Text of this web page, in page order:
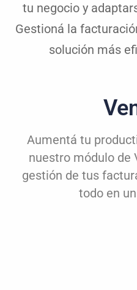
tu negocio y
Gestioná la
solución más
Aumentá tu
nuestro módulo de
gestión de tus
todo en